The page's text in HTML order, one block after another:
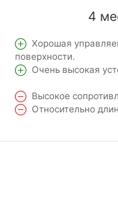
4
Хорошая
поверхности.
Очень высокая
Высокое
Относительно